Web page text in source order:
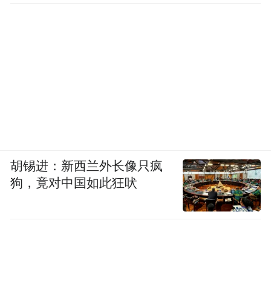
胡锡进：新西兰外长像只疯
狗，竟对中国如此狂吠